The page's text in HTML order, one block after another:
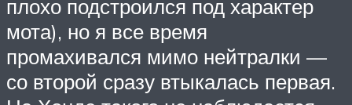
плохо подстроился под характер
мота), но я все время
промахивался мимо нейтралки —
со второй сразу втыкалась первая.